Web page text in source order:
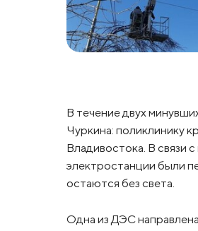
В течение двух
Чуркина: поликлинику
Владивостока. В связи
электростанции были
остаются без света.
Одна из ДЭС